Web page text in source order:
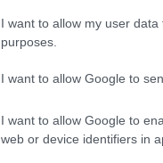
I want to allow my user
purposes.
I want to allow Google to
I want to allow Google to
web or device identifiers in